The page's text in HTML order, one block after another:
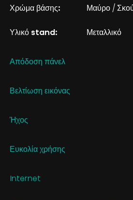
Χρώμα βάσης: Μαύρο /
Υλικό stand: Μεταλλικό
Απόδοση πάνελ
Βελτίωση εικόνας
Ήχος
Ευκολία χρήσης
Internet